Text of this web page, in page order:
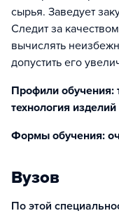
сырья. Заведует
Следит за
вычислять
допустить его
Профили обучения:
технология
Формы обучения:
Вузов
По этой